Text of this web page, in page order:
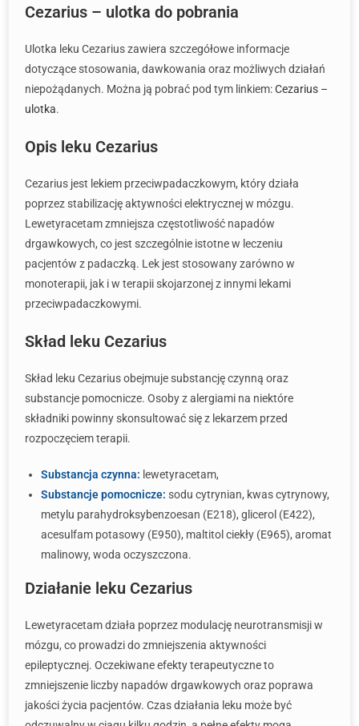
Cezarius – ulotka do pobrania
Ulotka leku Cezarius zawiera szczegółowe informacje
dotyczące stosowania, dawkowania oraz możliwych działań
niepożądanych. Można ją pobrać pod tym linkiem:Cezarius –
ulotka.
Opis leku Cezarius
Cezarius jest lekiem przeciwpadaczkowym, który działa
poprzez stabilizację aktywności elektrycznej w mózgu.
Lewetyracetam zmniejsza częstotliwość napadów
drgawkowych, co jest szczególnie istotne w leczeniu
pacjentów z padaczką. Lek jest stosowany zarówno w
monoterapii, jak i w terapii skojarzonej z innymi lekami
przeciwpadaczkowymi.
Skład leku Cezarius
Skład leku Cezarius obejmuje substancję czynną oraz
substancje pomocnicze. Osoby z alergiami na niektóre
składniki powinny skonsultować się z lekarzem przed
rozpoczęciem terapii.
Substancja czynna: lewetyracetam,
Substancje pomocnicze: sodu cytrynian, kwas cytrynowy,
metylu parahydroksybenzoesan (E218), glicerol (E422),
acesulfam potasowy (E950), maltitol ciekły (E965), aromat
malinowy, woda oczyszczona.
Działanie leku Cezarius
Lewetyracetam działa poprzez modulację neurotransmisji w
mózgu, co prowadzi do zmniejszenia aktywności
epileptycznej. Oczekiwane efekty terapeutyczne to
zmniejszenie liczby napadów drgawkowych oraz poprawa
jakości życia pacjentów. Czas działania leku może być